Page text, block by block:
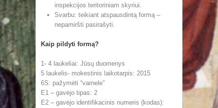
inspekcijos teritoriniam skyriui.
Svarbu: teikiant atspausdintą formą –
nepamiršti pasirašyti.
Kaip pildyti formą?
1- 4 laukeliai: Jūsų duomenys
5 laukelis- mokestinis laikotarpis: 2015
6S: pažymėti “varnele”
E1 – gavėjo tipas: 2
E2 – gavėjo identifikacinis numeris (kodas):